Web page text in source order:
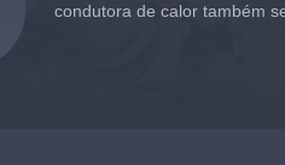
condutora de calor também